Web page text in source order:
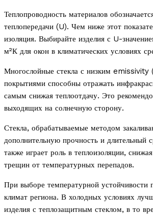
Теплопроводность материалов
теплопередачи (U). Чем ниже этот
изоляция. Выбирайте изделия с U-
м²К для окон в климатических условиях
Многослойные стекла с низким emissivity
покрытиями способны отражать
самым снижая теплоотдачу. Это
выходящих на солнечную сторону.
Стекла, обрабатываемые методом
дополнительную прочность и длительный
также играет роль в теплоизоляции,
трещин от температурных перепадов.
При выборе температурной устойчивости
климат региона. В холодных условиях
изделия с теплозащитным стеклом, в то